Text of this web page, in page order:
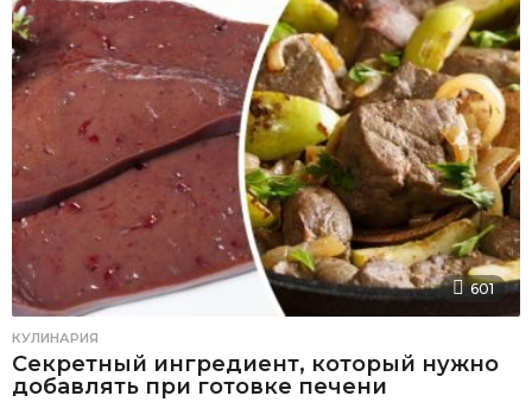
601
КУЛИНАРИЯ
Секретный ингредиент, который нужно
добавлять при готовке печени